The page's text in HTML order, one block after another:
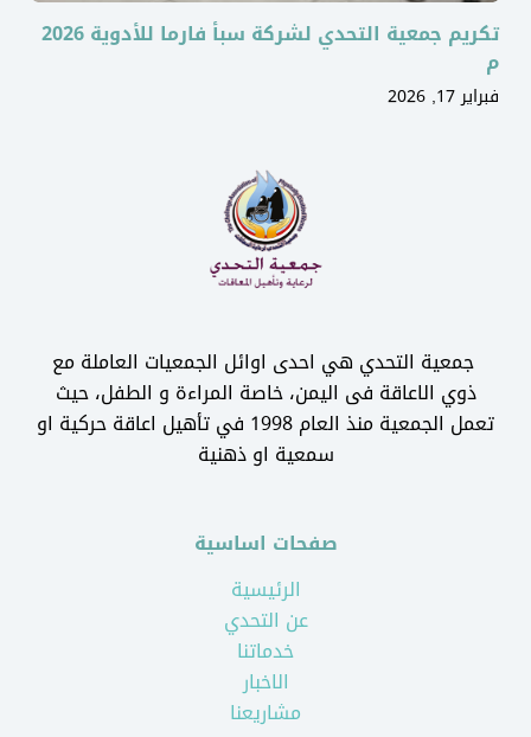
تكريم جمعية التحدي لشركة سبأ فارما للأدوية 2026
م
فبراير 17, 2026
جمعية التحدي هي احدى اوائل الجمعيات العاملة مع
ذوي الاعاقة فى اليمن، خاصة المراءة و الطفل، حيث
تعمل الجمعية منذ العام 1998 في تأهيل اعاقة حركية او
سمعية او ذهنية
صفحات اساسية
الرئيسية
عن التحدي
خدماتنا
الاخبار
مشاريعنا